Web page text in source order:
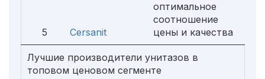
5 Cersanit
оптимальное
соотношение
цены и качества
Лучшие производители унитазов в
топовом ценовом сегменте